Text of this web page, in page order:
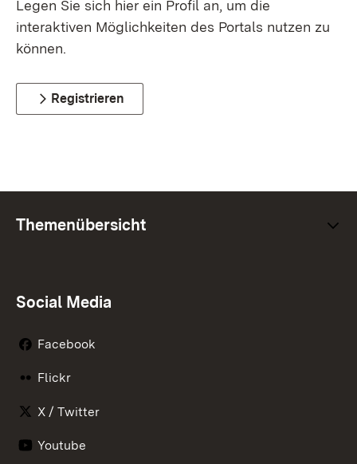
Legen Sie sich hier ein Profil an, um die
interaktiven Möglichkeiten des Portals nutzen zu
können.
Registrieren
Themenübersicht
Social Media
Facebook
Flickr
X / Twitter
Youtube